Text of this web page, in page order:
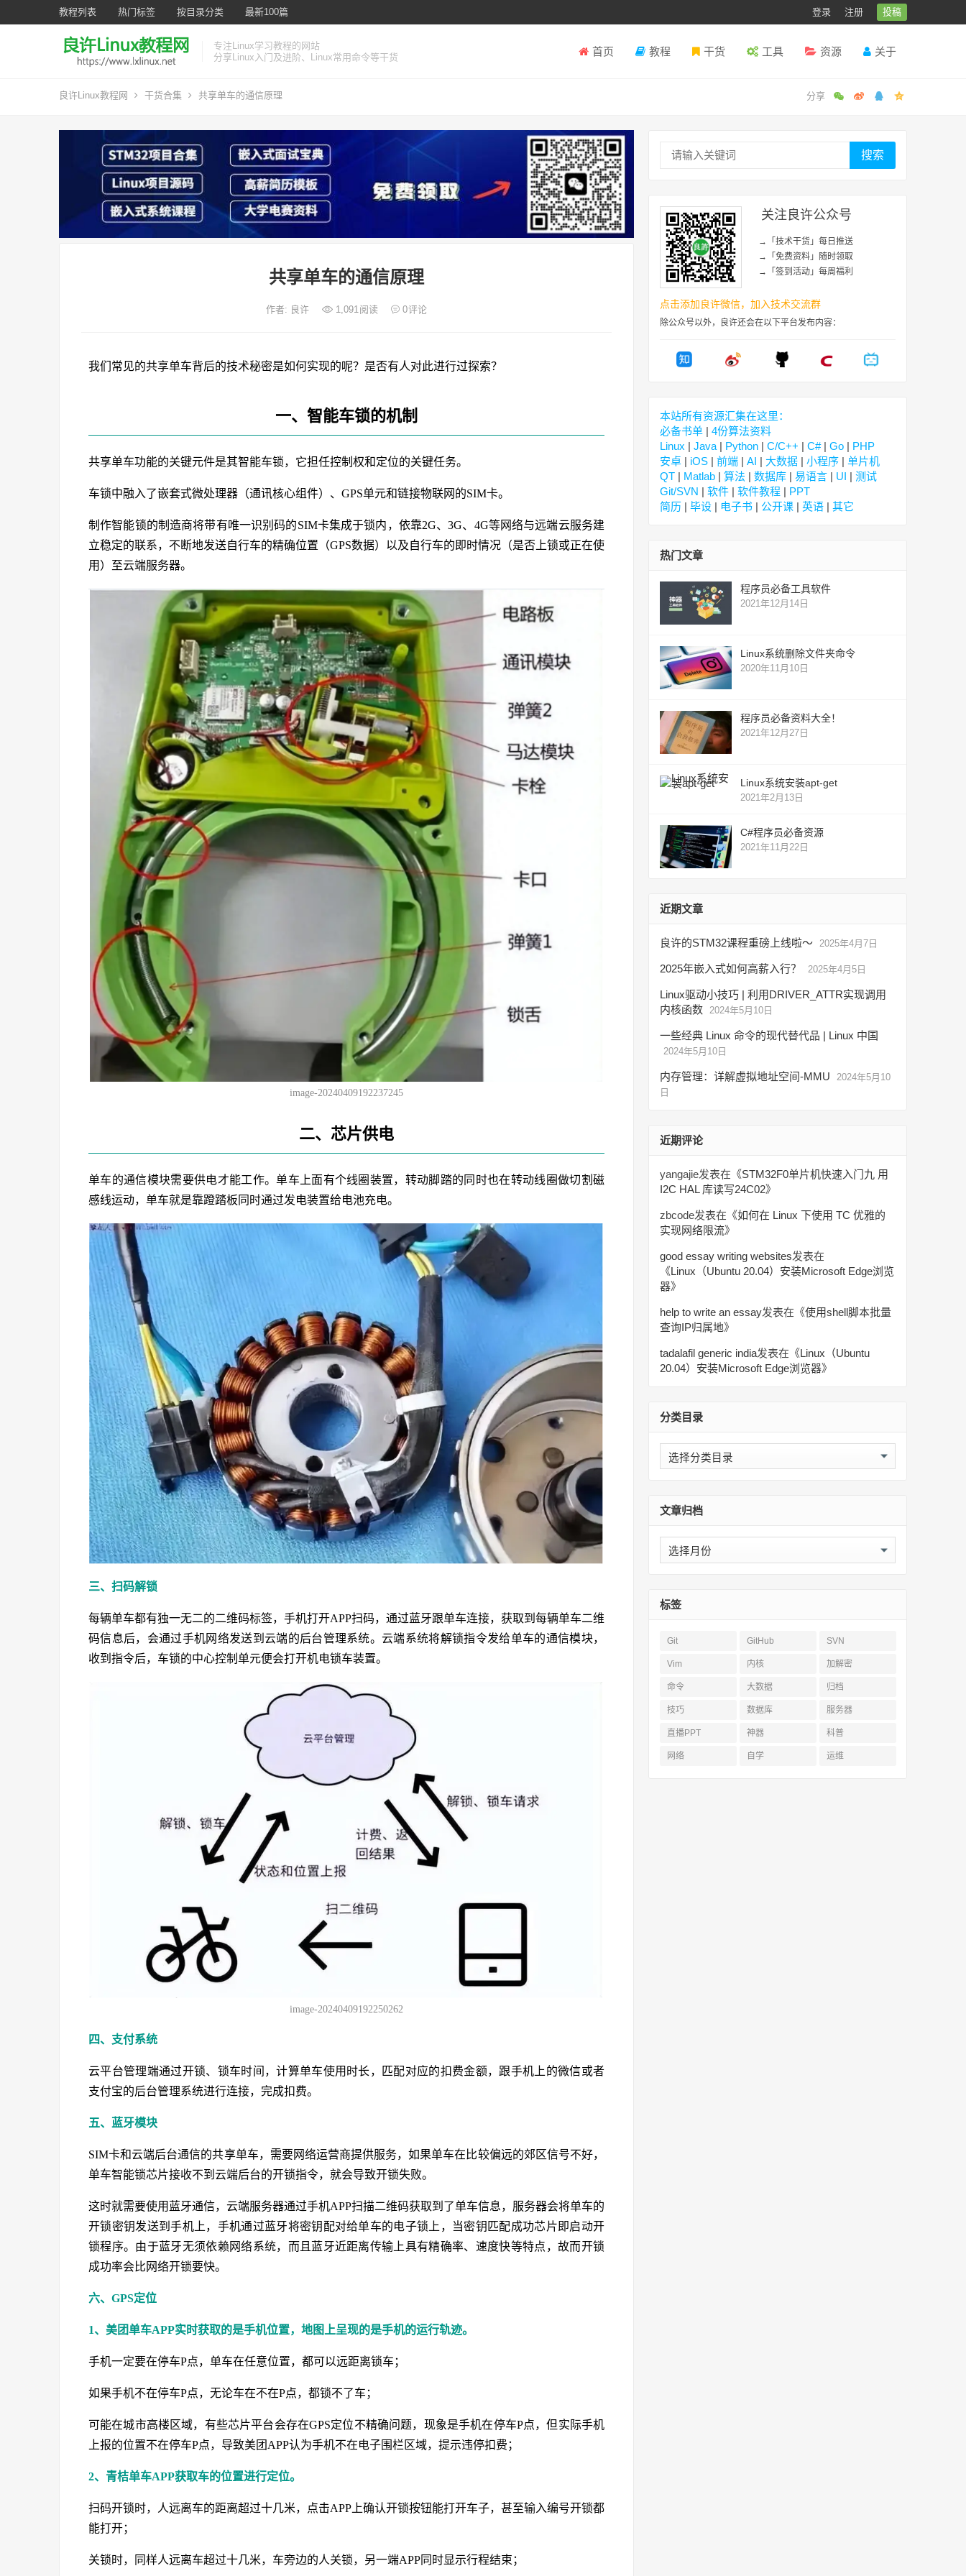
教程列表 热门标签 按目录分类 最新100篇 登录 注册 投稿
专注Linux学习教程的网站
分享Linux入门及进阶、Linux常用命令等干货
首页 教程 干货 工具 资源 关于
良许Linux教程网 干货合集 共享单车的通信原理
共享单车的通信原理
作者: 良许 1,091阅读 0评论
我们常见的共享单车背后的技术秘密是如何实现的呢？是否有人对此进行过探索？
一、智能车锁的机制
共享单车功能的关键元件是其智能车锁，它担任控制权和定位的关键任务。
车锁中融入了嵌套式微处理器（通讯核心组件）、GPS单元和链接物联网的SIM卡。
制作智能锁的制造商将带有唯一识别码的SIM卡集成于锁内，依靠2G、3G、4G等网络与远端云服务建
立稳定的联系，不断地发送自行车的精确位置（GPS数据）以及自行车的即时情况（是否上锁或正在使
用）至云端服务器。
image-20240409192237245
二、芯片供电
单车的通信模块需要供电才能工作。单车上面有个线圈装置，转动脚踏的同时也在转动线圈做切割磁
感线运动，单车就是靠蹬踏板同时通过发电装置给电池充电。
三、扫码解锁
每辆单车都有独一无二的二维码标签，手机打开APP扫码，通过蓝牙跟单车连接，获取到每辆单车二维
码信息后，会通过手机网络发送到云端的后台管理系统。云端系统将解锁指令发给单车的通信模块，
收到指令后，车锁的中心控制单元便会打开机电锁车装置。
image-20240409192250262
四、支付系统
云平台管理端通过开锁、锁车时间，计算单车使用时长，匹配对应的扣费金额，跟手机上的微信或者
支付宝的后台管理系统进行连接，完成扣费。
五、蓝牙模块
SIM卡和云端后台通信的共享单车，需要网络运营商提供服务，如果单车在比较偏远的郊区信号不好，
单车智能锁芯片接收不到云端后台的开锁指令，就会导致开锁失败。
这时就需要使用蓝牙通信，云端服务器通过手机APP扫描二维码获取到了单车信息，服务器会将单车的
开锁密钥发送到手机上，手机通过蓝牙将密钥配对给单车的电子锁上，当密钥匹配成功芯片即启动开
锁程序。由于蓝牙无须依赖网络系统，而且蓝牙近距离传输上具有精确率、速度快等特点，故而开锁
成功率会比网络开锁要快。
六、GPS定位
1、美团单车APP实时获取的是手机位置，地图上呈现的是手机的运行轨迹。
手机一定要在停车P点，单车在任意位置，都可以远距离锁车；
如果手机不在停车P点，无论车在不在P点，都锁不了车；
可能在城市高楼区域，有些芯片平台会存在GPS定位不精确问题，现象是手机在停车P点，但实际手机
上报的位置不在停车P点，导致美团APP认为手机不在电子围栏区域，提示违停扣费；
2、青桔单车APP获取车的位置进行定位。
扫码开锁时，人远离车的距离超过十几米，点击APP上确认开锁按钮能打开车子，甚至输入编号开锁都
能打开；
关锁时，同样人远离车超过十几米，车旁边的人关锁，另一端APP同时显示行程结束；
搜索
关注良许公众号
→「技术干货」每日推送
→「免费资料」随时领取
→「签到活动」每周福利
点击添加良许微信，加入技术交流群
除公众号以外，良许还会在以下平台发布内容：
本站所有资源汇集在这里：
必备书单 | 4份算法资料
Linux | Java | Python | C/C++ | C#| Go | PHP
安卓 | iOS | 前端 | AI | 大数据 | 小程序 | 单片机
QT | Matlab | 算法 | 数据库 | 易语言 | UI | 测试
Git/SVN | 软件 | 软件教程 | PPT
简历 | 毕设 | 电子书 | 公开课 | 英语 | 其它
热门文章
程序员必备工具软件
2021年12月14日
Linux系统删除文件夹命令
2020年11月10日
程序员必备资料大全！
2021年12月27日
Linux系统安装apt-get
2021年2月13日
C#程序员必备资源
2021年11月22日
近期文章
良许的STM32课程重磅上线啦～ 2025年4月7日
2025年嵌入式如何高薪入行？ 2025年4月5日
Linux驱动小技巧 | 利用DRIVER_ATTR实现调用
内核函数 2024年5月10日
一些经典 Linux 命令的现代替代品 | Linux 中国
2024年5月10日
内存管理：详解虚拟地址空间-MMU
2024年5月10
日
近期评论
yangajie发表在《STM32F0单片机快速入门九 用
I2C HAL 库读写24C02》
zbcode发表在《如何在 Linux 下使用 TC 优雅的
实现网络限流》
good essay writing websites发表在
《Linux（Ubuntu 20.04）安装Microsoft Edge浏览
器》
help to write an essay发表在《使用shell脚本批量
查询IP归属地》
tadalafil generic india发表在《Linux（Ubuntu
20.04）安装Microsoft Edge浏览器》
分类目录
分
类
文章归档
文
章
标签
Git GitHub SVN
Vim 内核 加解密
命令 大数据 归档
技巧 数据库 服务器
直播PPT 神器 科普
网络 自学 运维